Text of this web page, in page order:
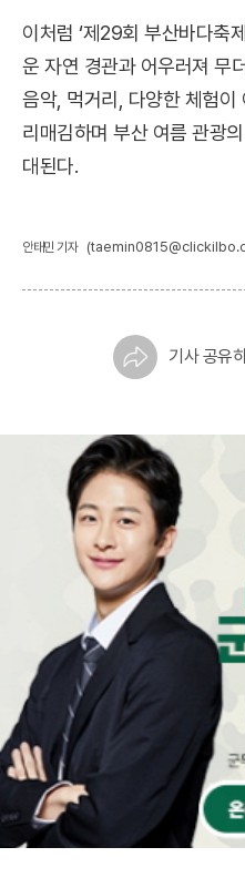
이처럼 ‘제29회 부산바다축
운 자연 경관과 어우러져 무
음악, 먹거리, 다양한 체험이
리매김하며 부산 여름 관광
대된다.
안태민 기자
기사 공유